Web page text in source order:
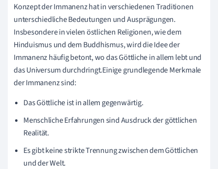
Konzept der Immanenz hat in verschiedenen Traditionen
unterschiedliche Bedeutungen und Ausprägungen.
Insbesondere in vielen östlichen Religionen, wie dem
Hinduismus und dem Buddhismus, wird die Idee der
Immanenz häufig betont, wo das Göttliche in allem lebt und
das Universum durchdringt.Einige grundlegende Merkmale
der Immanenz sind:
Das Göttliche ist in allem gegenwärtig.
Menschliche Erfahrungen sind Ausdruck der göttlichen
Realität.
Es gibt keine strikte Trennung zwischen dem Göttlichen
und der Welt.